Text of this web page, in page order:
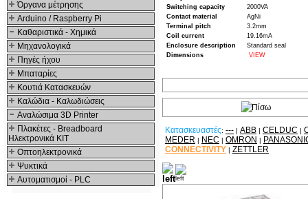
Όργανα μέτρησης
Arduino / Raspberry Pi
Καθαριστικά - Χημικά
Μηχανολογικά
Πηγές ήχου
Μπαταρίες
Κουτιά Κατασκευών
Καλώδια - Καλωδιώσεις
Αναλώσιμα 3D Printer
Πλακέτες - Breadboard
Ηλεκτρονικά ΚΙΤ
Οπτοηλεκτρονικά
Ψυκτικά
Αυτοματισμοί - PLC
Switching capacity
2000VA
Contact material
AgNi
Terminal pitch
3.2mm
Coil current
19.16mA
Enclosure description
Standard seal
Dimensions
VIEW
Κατασκευαστές: --- | ABB | CELDUC |
MEDER | NEC | OMRON |
CONNECTIVITY | ZETTLER